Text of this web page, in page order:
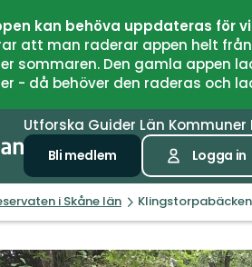
kan behöva uppdateras för
att man raderar appen helt
sommaren. Den gamla
- då behöver den raderas och
Utforska Guider Län Kommuner
Bli medlem Logga in
i Skåne län